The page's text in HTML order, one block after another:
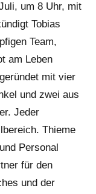
um 8 Uhr, mit
Tobias
Team,
am Leben
mit vier
und zwei aus
Jeder
Thieme
Personal
für den
und der